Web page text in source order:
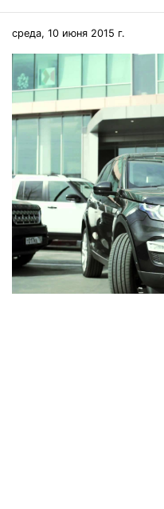
среда, 10 июня 2015 г.